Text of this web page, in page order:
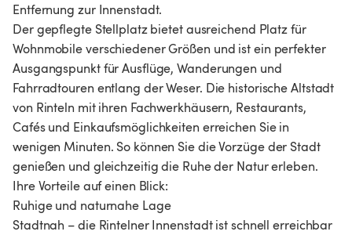
Entfernung zur Innenstadt.
Der gepflegte Stellplatz bietet ausreichend Platz für
Wohnmobile verschiedener Größen und ist ein perfekter
Ausgangspunkt für Ausflüge, Wanderungen und
Fahrradtouren entlang der Weser. Die historische Altstadt
von Rinteln mit ihren Fachwerkhäusern, Restaurants,
Cafés und Einkaufsmöglichkeiten erreichen Sie in
wenigen Minuten. So können Sie die Vorzüge der Stadt
genießen und gleichzeitig die Ruhe der Natur erleben.
Ihre Vorteile auf einen Blick:
Ruhige und naturnahe Lage
Stadtnah – die Rintelner Innenstadt ist schnell erreichbar